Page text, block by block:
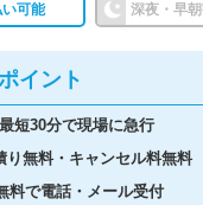
。
実施しているので、
191-084
時間 24時間受付可能
可能 深夜・早
イント
短30分で現場に急行
り無料・キャンセル料無料
料で電話・メール受付